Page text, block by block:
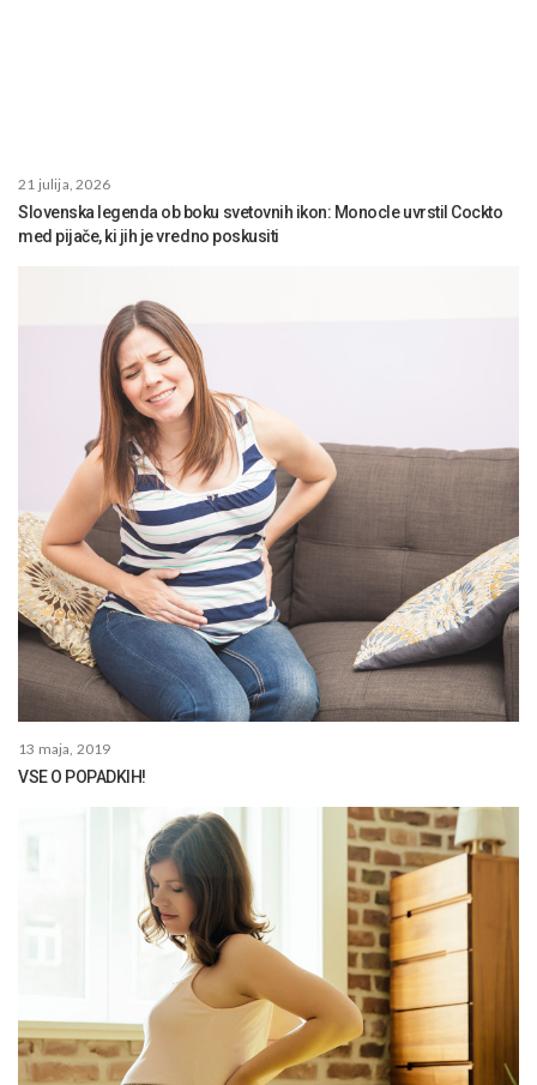
21 julija, 2026
Slovenska legenda ob boku svetovnih ikon: Monocle uvrstil Cockto
med pijače, ki jih je vredno poskusiti
13 maja, 2019
VSE O POPADKIH!